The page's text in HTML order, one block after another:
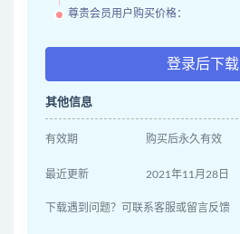
尊贵会员用户购买价格：
登录后下载
其他信息
有效期 购买后永久有效
最近更新 2021年11月28日
下载遇到问题？可联系客服或留言反馈